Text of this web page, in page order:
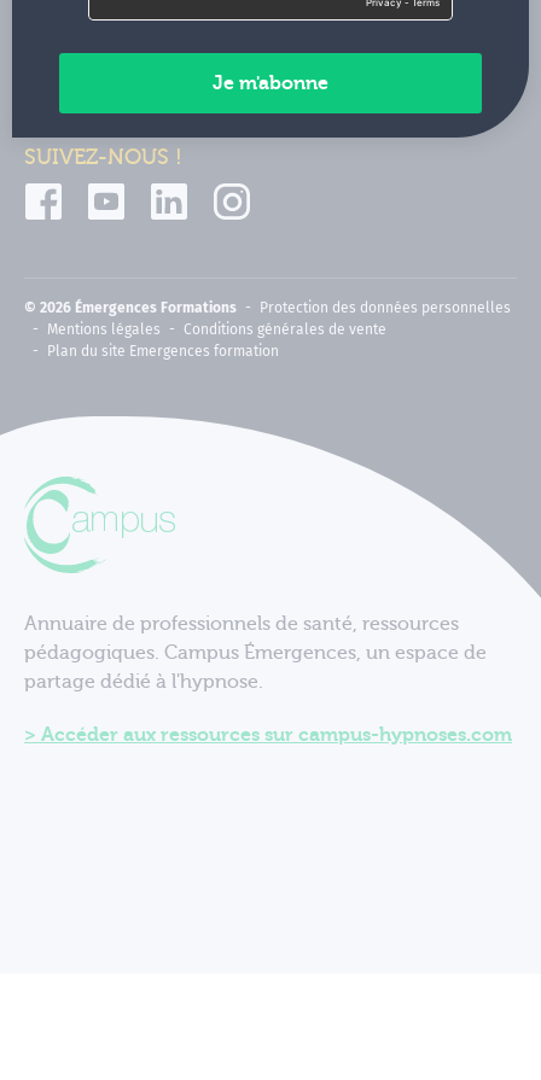
Contactez-nous
Paiements sécurisés
SUIVEZ-NOUS !
© 2026 Émergences Formations
Protection des données personnelles
Mentions légales
Conditions générales de vente
Plan du site Emergences formation
Annuaire de professionnels de santé, ressources
pédagogiques. Campus Émergences, un espace de
partage dédié à l'hypnose.
Accéder aux ressources sur campus-hypnoses.com